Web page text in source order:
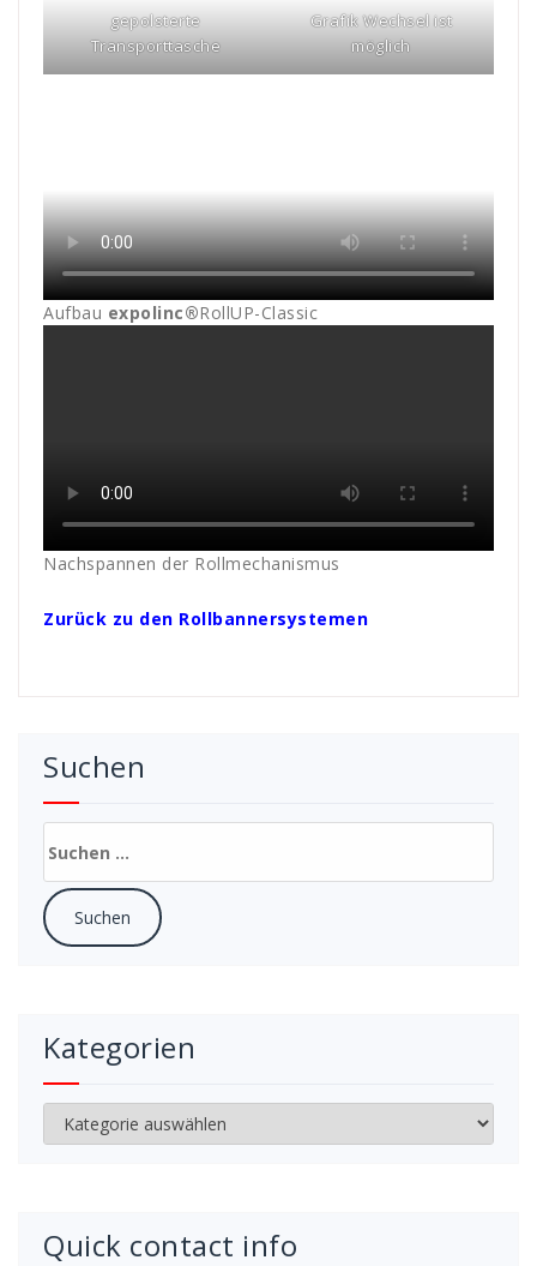
gepolsterte
Transporttasche
Grafik Wechsel ist
möglich
Aufbau expolinc®RollUP-Classic
Nachspannen der Rollmechanismus
Zurück zu den Rollbannersystemen
Suchen
nach:
Kategorien
Kategorien
Quick contact info